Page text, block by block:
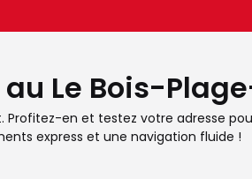
Le Bois-
en et testez votre adresse
express et une navigation fluide !